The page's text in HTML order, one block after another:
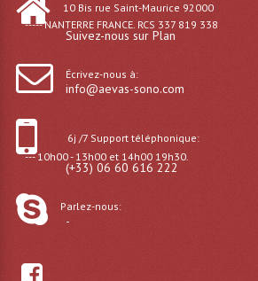
Electronique Commande
Chenillards Modulateurs
Consoles Éclairage
Dispatches
10 Bis rue Saint-Maurice 92000
----- NANTERRE FRANCE. RCS 337 819 338
Suivez-nous sur Plan
Écrivez-nous à:
info@aevas-sono.com
6j /7 Support téléphonique:
--- 10h00 - 13h00 et 14h00 19h30.
(+33) 06 60 616 222
Parlez-nous:
-